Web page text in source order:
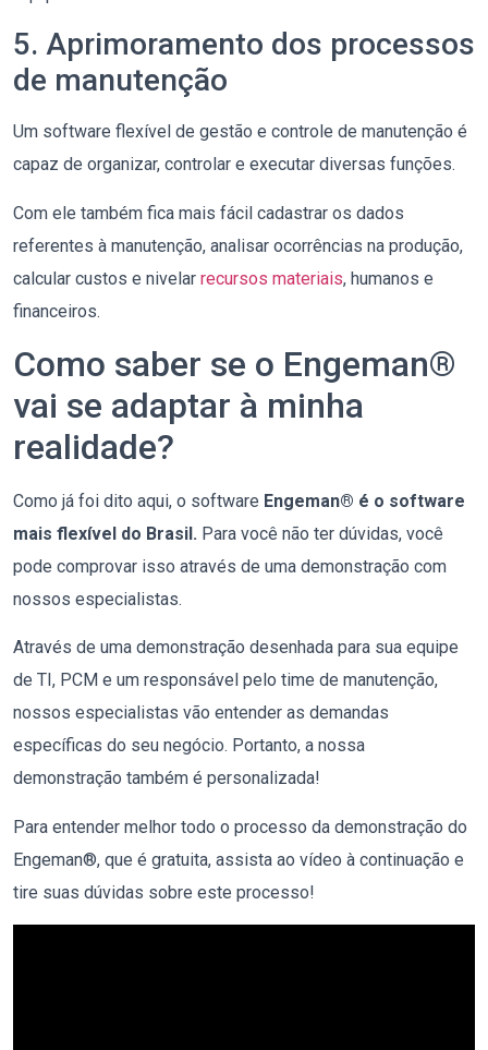
5. Aprimoramento dos processos
de manutenção
Um software flexível de gestão e controle de manutenção é
capaz de organizar, controlar e executar diversas funções.
Com ele também fica mais fácil cadastrar os dados
referentes à manutenção, analisar ocorrências na produção,
calcular custos e nivelar recursos materiais, humanos e
financeiros.
Como saber se o Engeman®
vai se adaptar à minha
realidade?
Como já foi dito aqui, o software Engeman® é o software
mais flexível do Brasil. Para você não ter dúvidas, você
pode comprovar isso através de uma demonstração com
nossos especialistas.
Através de uma demonstração desenhada para sua equipe
de TI, PCM e um responsável pelo time de manutenção,
nossos especialistas vão entender as demandas
específicas do seu negócio. Portanto, a nossa
demonstração também é personalizada!
Para entender melhor todo o processo da demonstração do
Engeman®, que é gratuita, assista ao vídeo à continuação e
tire suas dúvidas sobre este processo!